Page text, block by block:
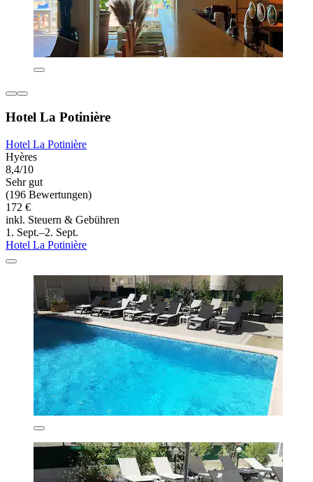
Hotel La Potinière
Hotel La Potinière
Hyères
8,4/10
Sehr gut
(196 Bewertungen)
172 €
inkl. Steuern & Gebühren
1. Sept.–2. Sept.
Hotel La Potinière